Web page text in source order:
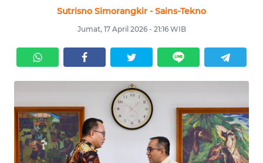
Sutrisno Simorangkir - Sains-Tekno
Jumat, 17 April 2026 - 21:16 WIB
POLHUKAM
KRIMINAL
EKUIN
SAINS-TEKNO
KESEHATAN